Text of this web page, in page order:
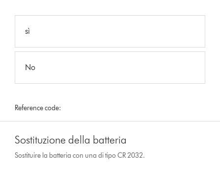
sì
No
Reference code:
Sostituzione della batteria
Sostituire la batteria con una di tipo CR 2032.